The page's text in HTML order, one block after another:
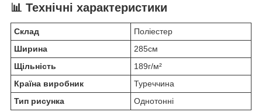
📊 Технічні характеристики
Склад
Поліестер
Ширина
285см
Щільність
189г/м²
Країна виробник
Туреччина
Тип рисунка
Однотонні